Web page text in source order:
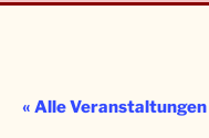
« Alle Veranstaltungen